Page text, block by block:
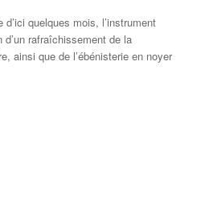
quelques mois, l’instrument
rafraîchissement de la
ainsi que de l’ébénisterie en noyer